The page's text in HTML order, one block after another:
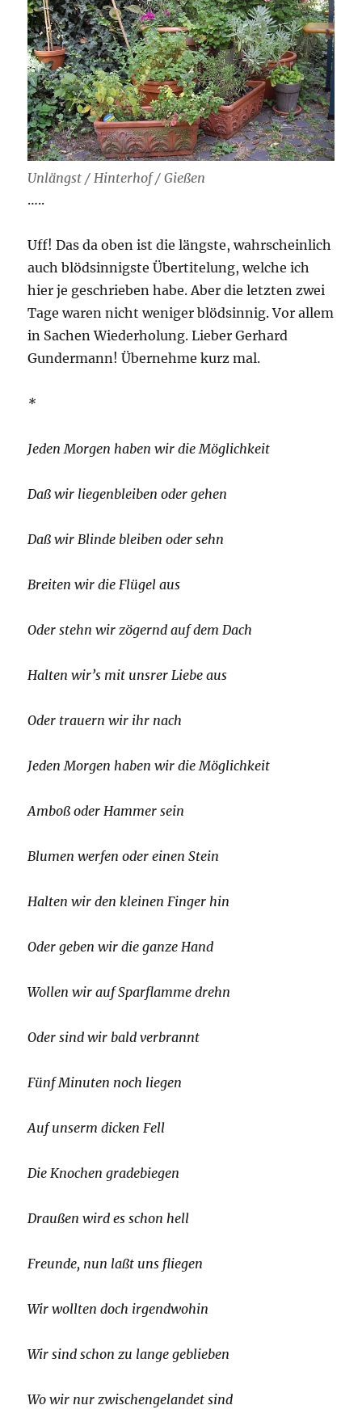
Unlängst / Hinterhof / Gießen
…..
Uff! Das da oben ist die längste, wahrscheinlich
auch blödsinnigste Übertitelung, welche ich
hier je geschrieben habe. Aber die letzten zwei
Tage waren nicht weniger blödsinnig. Vor allem
in Sachen Wiederholung. Lieber Gerhard
Gundermann! Übernehme kurz mal.
*
Jeden Morgen haben wir die Möglichkeit
Daß wir liegenbleiben oder gehen
Daß wir Blinde bleiben oder sehn
Breiten wir die Flügel aus
Oder stehn wir zögernd auf dem Dach
Halten wir’s mit unsrer Liebe aus
Oder trauern wir ihr nach
Jeden Morgen haben wir die Möglichkeit
Amboß oder Hammer sein
Blumen werfen oder einen Stein
Halten wir den kleinen Finger hin
Oder geben wir die ganze Hand
Wollen wir auf Sparflamme drehn
Oder sind wir bald verbrannt
Fünf Minuten noch liegen
Auf unserm dicken Fell
Die Knochen gradebiegen
Draußen wird es schon hell
Freunde, nun laßt uns fliegen
Wir wollten doch irgendwohin
Wir sind schon zu lange geblieben
Wo wir nur zwischengelandet sind